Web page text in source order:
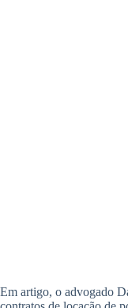
Em artigo, o advogado